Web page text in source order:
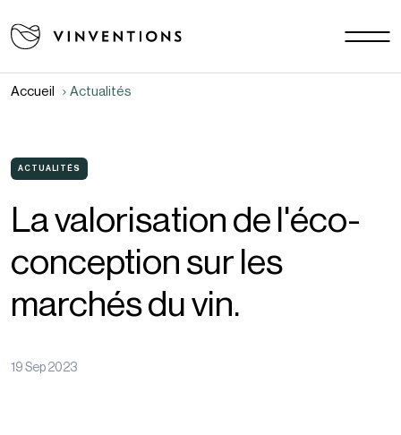
Nos solutions
Vos challenges
Contact
Carrière
Actualités
Documents
FAQ
Accueil Actualités
ACTUALITÉS
La valorisation de l'éco-
conception sur les
marchés du vin.
19 Sep 2023